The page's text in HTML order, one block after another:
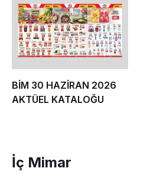
BİM 30 HAZİRAN 2026
AKTÜEL KATALOĞU
İç Mimar